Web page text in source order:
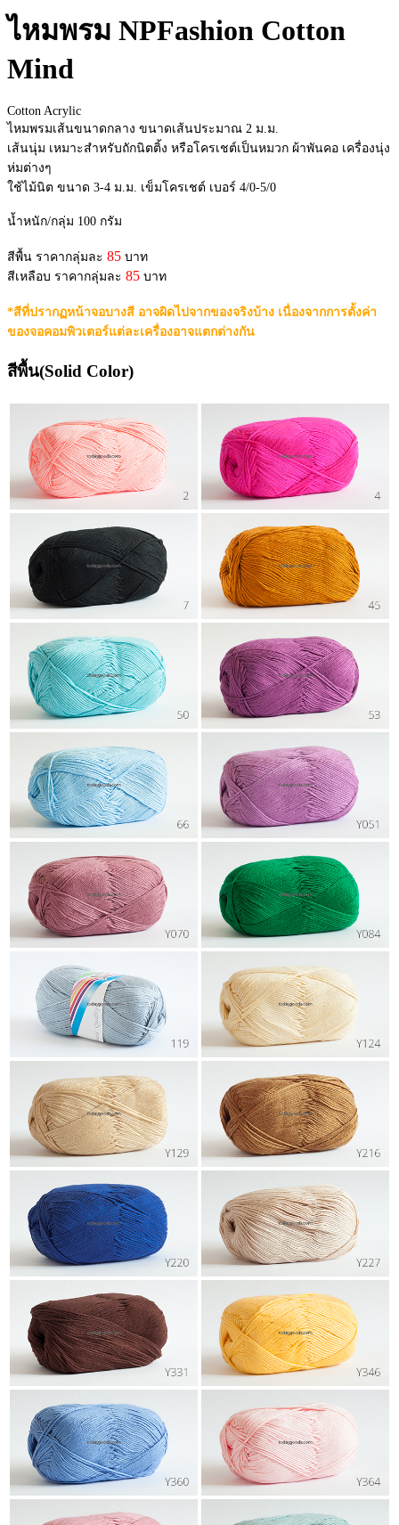
ไหมพรม NPFashion Cotton
Mind
Cotton Acrylic
ไหมพรมเส้นขนาดกลาง ขนาดเส้นประมาณ 2 ม.ม.
เส้นนุ่ม เหมาะสำหรับถักนิตติ้ง หรือโครเชต์เป็นหมวก ผ้าพันคอ เครื่องนุ่ง
ห่มต่างๆ
ใช้ไม้นิต ขนาด 3-4 ม.ม. เข็มโครเชต์ เบอร์ 4/0-5/0
น้ำหนัก/กลุ่ม 100 กรัม
สีพื้น ราคากลุ่มละ 85 บาท
สีเหลือบ ราคากลุ่มละ 85 บาท
*สีที่ปรากฏหน้าจอบางสี อาจผิดไปจากของจริงบ้าง เนื่องจากการตั้งค่า
ของจอคอมพิวเตอร์แต่ละเครื่องอาจแตกต่างกัน
สีพื้น(Solid Color)